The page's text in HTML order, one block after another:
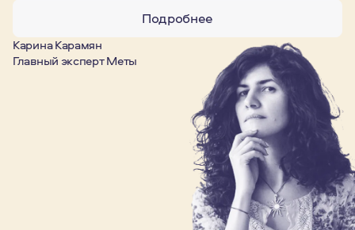
Подробнее
Карина Карамян
Главный эксперт Меты